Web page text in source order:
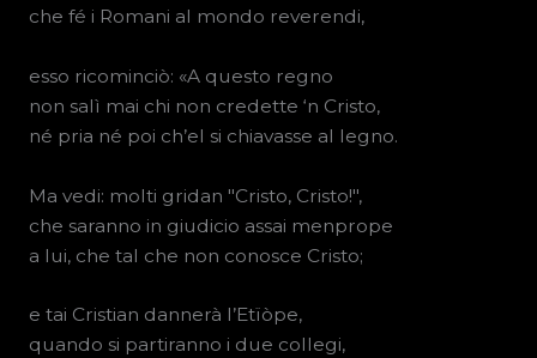
che fé i Romani al mondo reverendi,
esso ricominciò: «A questo regno
non salì mai chi non credette ‘n Cristo,
né pria né poi ch’el si chiavasse al legno.
Ma vedi: molti gridan "Cristo, Cristo!",
che saranno in giudicio assai menprope
a lui, che tal che non conosce Cristo;
e tai Cristian dannerà l’Etïòpe,
quando si partiranno i due collegi,